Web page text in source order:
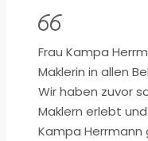
Frau Kampa
Maklerin in allen
Wir haben zuvor
Maklern erlebt
Kampa Herrmann